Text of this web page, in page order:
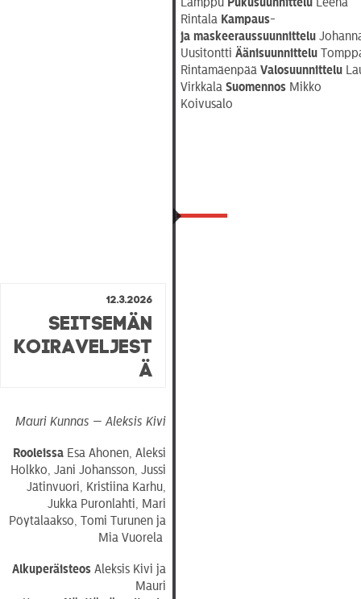
Rintala Kampaus-
ja maskeeraussuunnittelu
Uusitontti Äänisuunnittelu
Rintamäenpää Valosuunnittelu
Virkkala SuomennosMikko
Koivusalo
12.3.2026
Seitsemän
koiraveljest
ä
Mauri Kunnas — Aleksis Kivi
Rooleissa Esa Ahonen, Aleksi
Holkko, Jani Johansson, Jussi
Jätinvuori, Kristiina Karhu,
Jukka Puronlahti, Mari
Pöytälaakso, Tomi Turunen ja
Mia Vuorela
Alkuperäisteos Aleksis Kivi ja
Mauri